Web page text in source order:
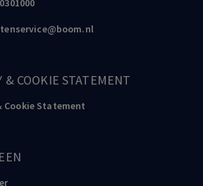
& COOKIE STATEMENT
Cookie Statement